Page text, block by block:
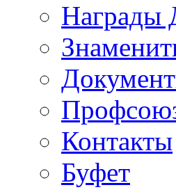
Награды
Контакты
Буфет